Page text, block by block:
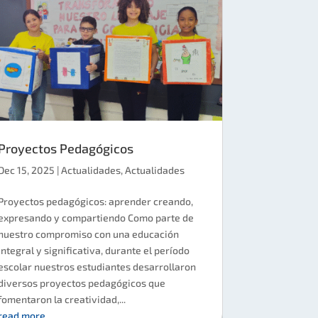
Pedagógicos
15, 2025 |Actualidades,Actualidades
pedagógicos: aprender creando,
y compartiendo Como parte de
compromiso con una educación
y significativa, durante el período
nuestros estudiantes desarrollaron
proyectos pedagógicos que
la creatividad,...
more